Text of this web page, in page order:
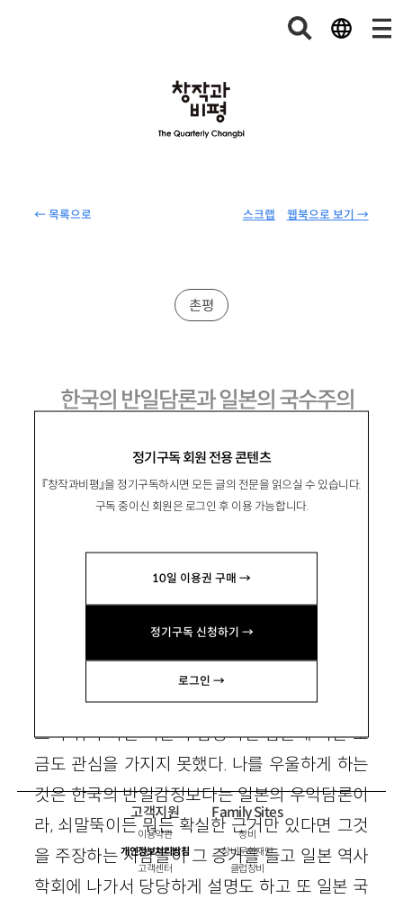
← 목록으로 웹북으로 보기 →
스크랩
정기구독 회원 전용 콘텐츠
『창작과비평』을 정기구독하시면 모든 글의 전문을 읽으실 수 있습니다.
구독 중이신 회원은 로그인 후 이용 가능합니다.
10일 이용권 구매 →
정기구독 신청하기 →
로그인 →
촌평
한국의 반일담론과 일본의 국수주의
론 2000
眞田博子
인하대 국문과 박사과정
그간 한국에서 떠들썩하게 벌어진 일본이 없다
느니 뭐니 하는 다분히 감정적인 담론에 나는 조
금도 관심을 가지지 못했다. 나를 우울하게 하는
것은 한국의 반일감정보다는 일본의 우익담론이
라, 쇠말뚝이든 뭐든 확실한 근거만 있다면 그것
을 주장하는 사람들이 그 증거를 들고 일본 역사
학회에 나가서 당당하게 설명도 하고 또 일본 국
고객지원
이용약관
개인정보처리방침
고객센터
Family Sites
창비
창비문화재단
클럽창비